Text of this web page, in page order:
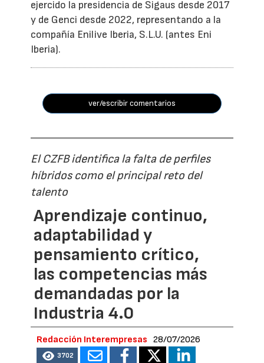
ejercido la presidencia de Sigaus desde 2017
y de Genci desde 2022, representando a la
compañía Enilive Iberia, S.L.U. (antes Eni
Iberia).
ver/escribir comentarios
El CZFB identifica la falta de perfiles
híbridos como el principal reto del
talento
Aprendizaje continuo,
adaptabilidad y
pensamiento crítico,
las competencias más
demandadas por la
Industria 4.0
Redacción Interempresas 28/07/2026
3702